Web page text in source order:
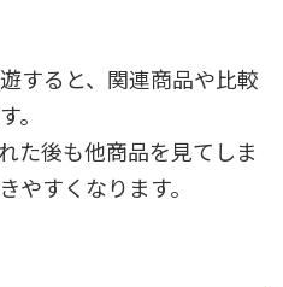
すると、関連商品や比較
。
た後も他商品を見てしま
やすくなります。